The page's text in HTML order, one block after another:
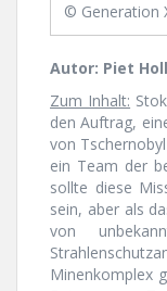
© Generation
Autor: Piet
Zum Inhalt:
den Auftrag,
von
ein Team der
sollte diese
sein, aber als
von
Minenkomplex